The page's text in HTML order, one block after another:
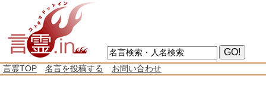
言霊TOP 名言を投稿する お問い合わせ